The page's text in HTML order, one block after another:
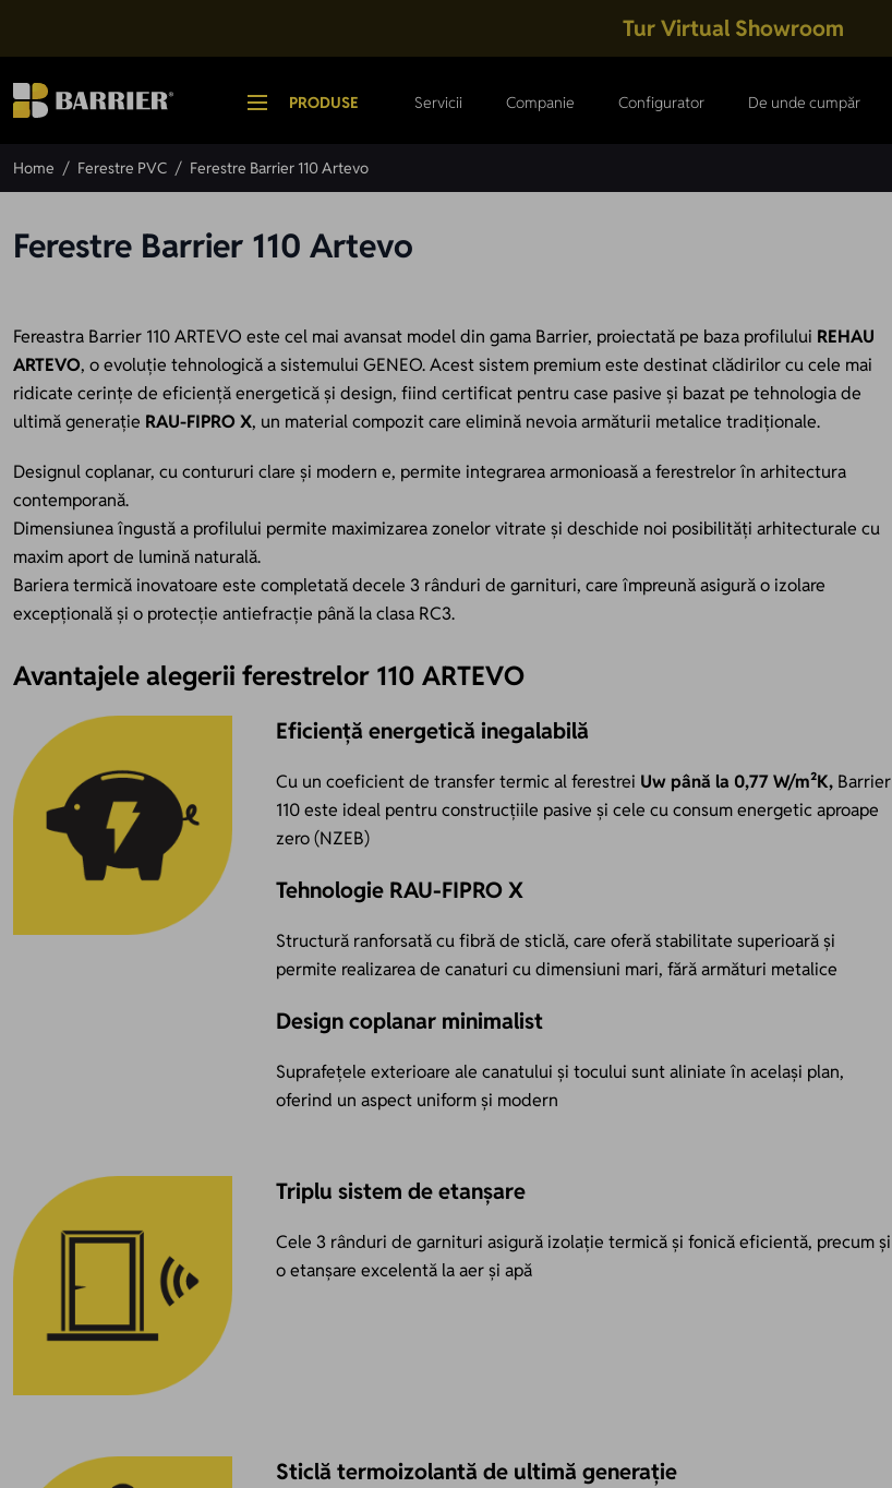
Tur Virtual Showroom
PRODUSE Servicii Companie Configurator De unde cumpăr
Home / Ferestre PVC / Ferestre Barrier 110 Artevo
Ferestre Barrier 110 Artevo
Fereastra Barrier 110 ARTEVO este cel mai avansat model din gama Barrier, proiectată pe baza profilului REHAU
ARTEVO, o evoluție tehnologică a sistemului GENEO. Acest sistem premium este destinat clădirilor cu cele mai
ridicate cerințe de eficiență energetică și design, fiind certificat pentru case pasive și bazat pe tehnologia de
ultimă generație RAU-FIPRO X, un material compozit care elimină nevoia armăturii metalice tradiționale.
Designul coplanar, cu contururi clare și modern e, permite integrarea armonioasă a ferestrelor în arhitectura
contemporană.
Dimensiunea îngustă a profilului permite maximizarea zonelor vitrate și deschide noi posibilități arhitecturale cu
maxim aport de lumină naturală.
Bariera termică inovatoare este completată decele 3 rânduri de garnituri, care împreună asigură o izolare
excepțională și o protecție antiefracție până la clasa RC3.
Avantajele alegerii ferestrelor 110 ARTEVO
Eficiență energetică inegalabilă
Cu un coeficient de transfer termic al ferestrei Uw până la 0,77 W/m²K, Barrier
110 este ideal pentru construcțiile pasive și cele cu consum energetic aproape
zero (NZEB)
Tehnologie RAU-FIPRO X
Structură ranforsată cu fibră de sticlă, care oferă stabilitate superioară și
permite realizarea de canaturi cu dimensiuni mari, fără armături metalice
Design coplanar minimalist
Suprafețele exterioare ale canatului și tocului sunt aliniate în același plan,
oferind un aspect uniform și modern
Triplu sistem de etanșare
Cele 3 rânduri de garnituri asigură izolație termică și fonică eficientă, precum și
o etanșare excelentă la aer și apă
Sticlă termoizolantă de ultimă generație